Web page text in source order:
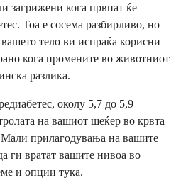
загрижени кога првпат ќе
Тоа е сосема разбирливо, но
вашето тело ви испраќа корисни
кога промените во животниот
разлика.
околу 5,7 до 5,9
на вашиот шеќер во крвта
прилагодувања на вашите
ги вратат вашите нивоа во
и опции тука.